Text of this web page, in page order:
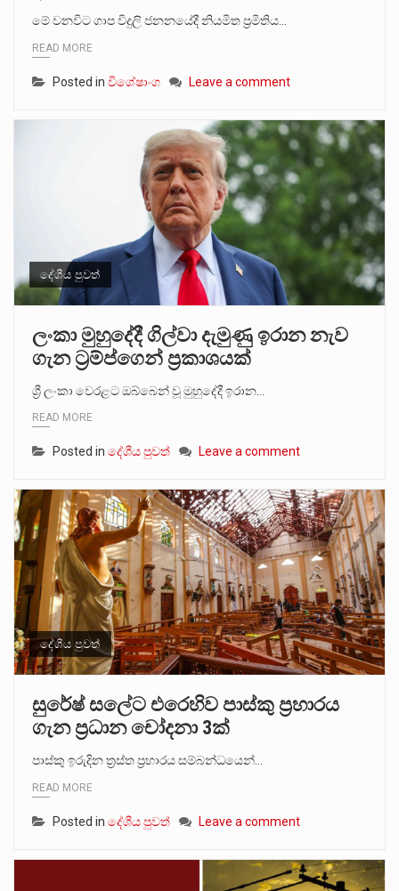
මේ වනවිට ගාප විදුලි ජනනයේදී නියමිත ප්‍රමිතිය…
READ MORE
Posted in විශේෂාංග Leave a comment
දේශීය පුවත්
ලංකා මුහුදේදී ගිල්වා දැමුණු ඉරාන නැව
ගැන ට්‍රම්ප්ගෙන් ප්‍රකාශයක්
ශ්‍රී ලංකා වෙරළට ඔබ්බෙන් වූ මුහුදේදී ඉරාන…
READ MORE
Posted in දේශීය පුවත් Leave a comment
දේශීය පුවත්
සුරේෂ් සලේට එරෙහිව පාස්කු ප්‍රහාරය
ගැන ප්‍රධාන චෝදනා 3ක්
පාස්කු ඉරුදින ත්‍රස්ත ප්‍රහාරය සම්බන්ධයෙන්…
READ MORE
Posted in දේශීය පුවත් Leave a comment